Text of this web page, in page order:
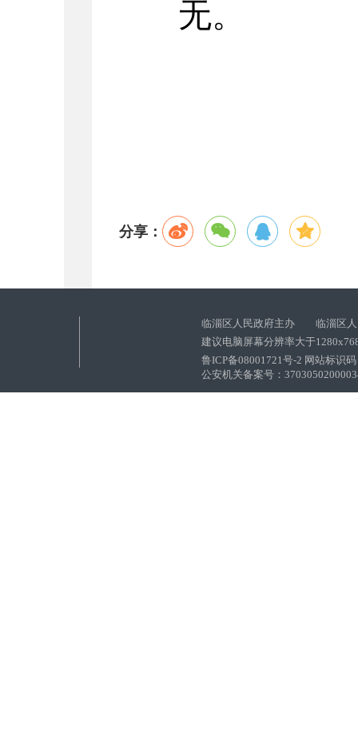
无。
分享：
临淄区人民政府主办 临淄区人
建议电脑屏幕分辨率大于
鲁ICP备08001721号-2 网站标识
公安机关备案号：